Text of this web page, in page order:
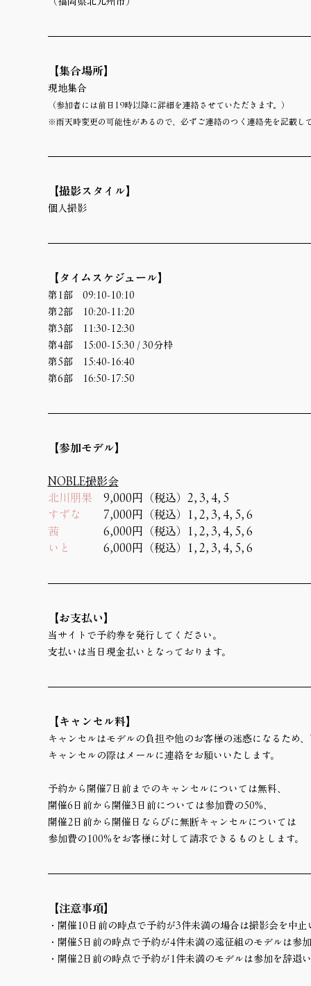
【集合場所】
現地集合
（参加者には前日19時以降に詳細を連絡させていただきます。）
※雨天時変更の可能性があるので、必ずご連絡のつく連絡先を記載し
【撮影スタイル】
個人撮影
【タイムスケジュール】
第1部　09:10-10:10
第2部　10:20-11:20
第3部　11:30-12:30
第4部　15:00-15:30 / 30分枠
第5部　15:40-16:40
第6部　16:50-17:50
【参加モデル】
NOBLE撮影会
北川朋果 9,000円（税込）2, 3, 4, 5
すずな
7,000円（税込）1, 2, 3, 4, 5, 6
茜 6,000円（税込）1, 2, 3, 4, 5, 6
いと
6,000円（税込）1, 2, 3, 4, 5, 6
【お支払い】
当サイトで予約券を発行してください。
支払いは当日現金払いとなっております。
【キャンセル料】
キャンセルはモデルの負担や他のお客様の迷惑になるため
キャンセルの際はメールに連絡をお願いいたします。
予約から開催7日前までのキャンセルについては無料、
開催6日前から開催3日前については参加費の50%、
開催2日前から開催日ならびに無断キャンセルについては
参加費の100%をお客様に対して請求できるものとします。
【注意事項】
・開催10日前の時点で予約が3件未満の場合は撮影会を中止
・開催5日前の時点で予約が4件未満の遠征組のモデルは参
・開催2日前の時点で予約が1件未満のモデルは参加を辞退